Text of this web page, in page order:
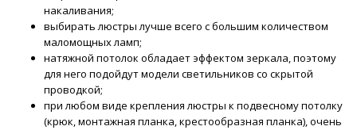
накаливания;
выбирать люстры лучше всего с большим количеством
маломощных ламп;
натяжной потолок обладает эффектом зеркала, поэтому
для него подойдут модели светильников со скрытой
проводкой;
при любом виде крепления люстры к подвесному потолку
(крюк, монтажная планка, крестообразная планка), очень